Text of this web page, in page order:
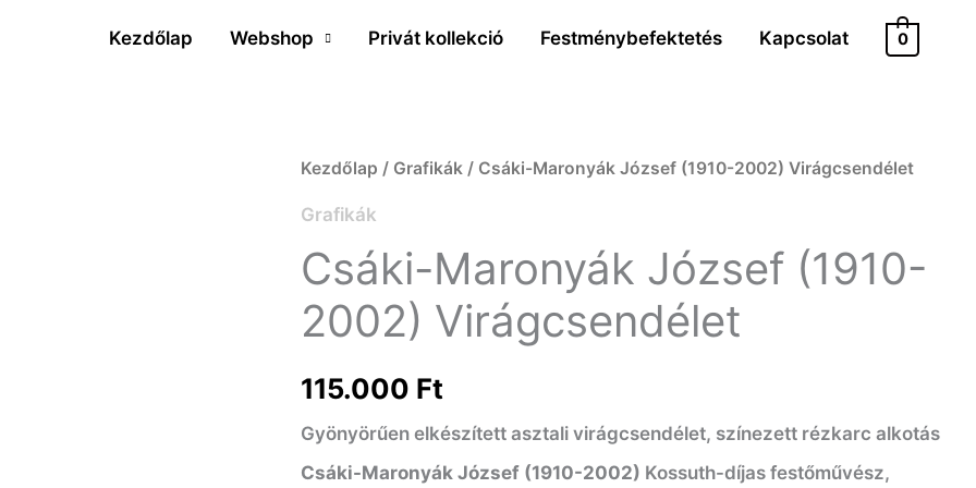
Kezdőlap Webshop Privát kollekció Festménybefektetés Kapcsolat 0
Kezdőlap / Grafikák / Csáki-Maronyák József (1910-2002) Virágcsendélet
Grafikák
Csáki-Maronyák József (1910-
2002) Virágcsendélet
115.000 Ft
Gyönyörűen elkészített asztali virágcsendélet, színezett rézkarc alkotás
Csáki-Maronyák József (1910-2002) Kossuth-díjas festőművész,
Csáki-
Maronyák
József
(1910-
2002)
mennyiség